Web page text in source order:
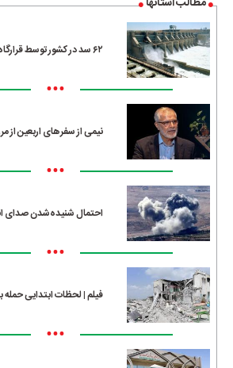
۶۲ سد در کشور توسط قرارگاه خاتم احداث شده است
•••
نیمی از سفرهای اربعین از
•••
احتمال شنیده‌شدن صدای
•••
فیلم | لحظات ابتدایی حمله
•••